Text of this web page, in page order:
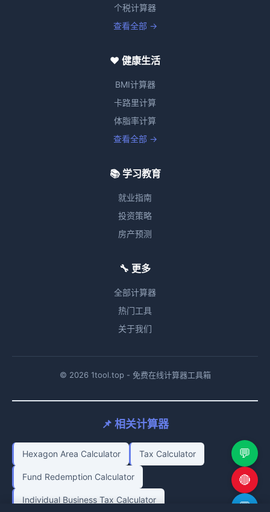
💬
🔴
💬
个税计算器
查看全部 →
❤️ 健康生活
BMI计算器
卡路里计算
体脂率计算
查看全部 →
📚 学习教育
就业指南
投资策略
房产预测
🔧 更多
全部计算器
热门工具
关于我们
© 2026 1tool.top - 免费在线计算器工具箱
📌 相关计算器
Hexagon Area Calculator Tax Calculator
Fund Redemption Calculator
Individual Business Tax Calculator